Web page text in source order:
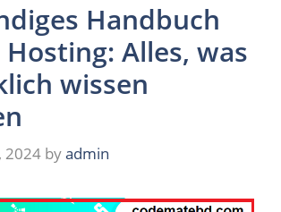
Handbuch
Alles, was
wissen
2024 byadmin